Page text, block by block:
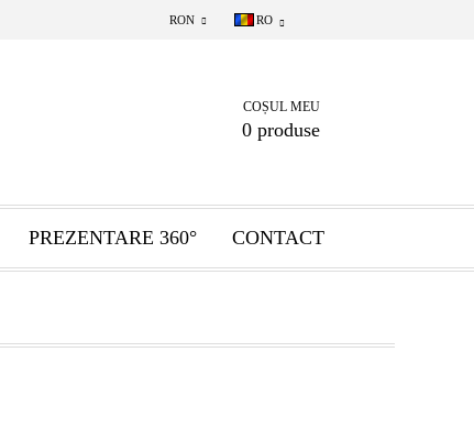
RON RO
COȘUL MEU
0 produse
PREZENTARE 360° CONTACT